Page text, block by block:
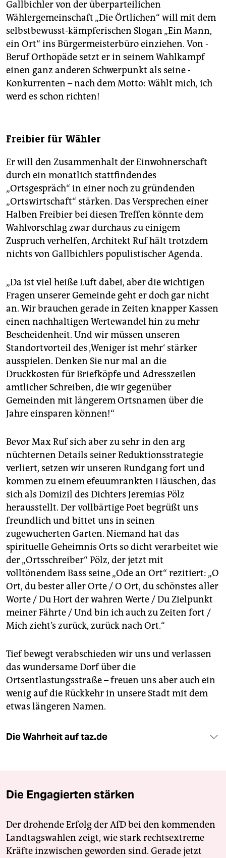
Gallbichler von der überparteilichen
Wählergemeinschaft „Die Örtlichen“ will mit dem
selbst­bewusst-kämpferischen Slogan „Ein Mann,
ein Ort“ ins Bürgermeisterbüro einziehen. Von ­
Beruf Orthopäde setzt er in seinem Wahlkampf
einen ganz anderen Schwerpunkt als seine ­
Konkurrenten – nach dem Motto: Wählt mich, ich
werd es schon richten!
Freibier für Wähler
Er will den Zusammenhalt der Einwohnerschaft
durch ein monatlich stattfindendes
„Ortsgespräch“ in einer noch zu ­gründenden
„Ortswirtschaft“ stärken. Das Versprechen einer
Halben Freibier bei diesen ­Treffen könnte dem
Wahlvorschlag zwar durchaus zu einigem
Zuspruch verhelfen, Architekt Ruf hält trotzdem
nichts von Gallbichlers populistischer Agenda.
„Da ist viel heiße Luft dabei, aber die wichtigen
Fragen unserer Gemeinde geht er doch gar nicht
an. Wir brauchen gerade in Zeiten knapper Kassen
einen nachhaltigen Wertewandel hin zu mehr
Bescheidenheit. Und wir müssen unseren
Standortvorteil des ‚Weniger ist mehr‘ stärker
ausspielen. Denken Sie nur mal an die
Druckkosten für Briefköpfe und Adresszeilen
amtlicher Schreiben, die wir gegenüber
Gemeinden mit längerem Ortsnamen über die
Jahre einsparen können!“
Bevor Max Ruf sich aber zu sehr in den arg
nüchternen Details seiner Reduktionsstrategie
verliert, setzen wir unseren Rundgang fort und
kommen zu einem efeuumrankten Häuschen, das
sich als Domizil des Dichters Jeremias Pölz
herausstellt. Der vollbärtige Poet begrüßt uns
freundlich und bittet uns in seinen
zugewucherten Garten. Niemand hat das
spirituelle Geheimnis Orts so dicht verarbeitet wie
der „Ortsschreiber“ Pölz, der jetzt mit
volltönendem Bass seine „Ode an Ort“ rezitiert: „O
Ort, du bester aller Orte / O Ort, du schönstes aller
Worte / Du Hort der wahren Werte / Du Zielpunkt
meiner Fährte / Und bin ich auch zu Zeiten fort /
Mich zieht’s zurück, zurück nach Ort.“
Tief bewegt verabschieden wir uns und verlassen
das wundersame Dorf über die
Ortsentlastungsstraße – freuen uns aber auch ein
wenig auf die Rückkehr in unsere Stadt mit dem
etwas längeren Namen.
Die Wahrheit auf taz.de
Die Engagierten stärken
Der drohende Erfolg der AfD bei den kommenden
Landtagswahlen zeigt, wie stark rechtsextreme
Kräfte inzwischen geworden sind. Gerade jetzt